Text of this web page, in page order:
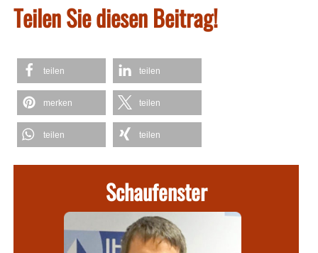
Teilen Sie diesen Beitrag!
teilen teilen
merken teilen
teilen teilen
Schaufenster